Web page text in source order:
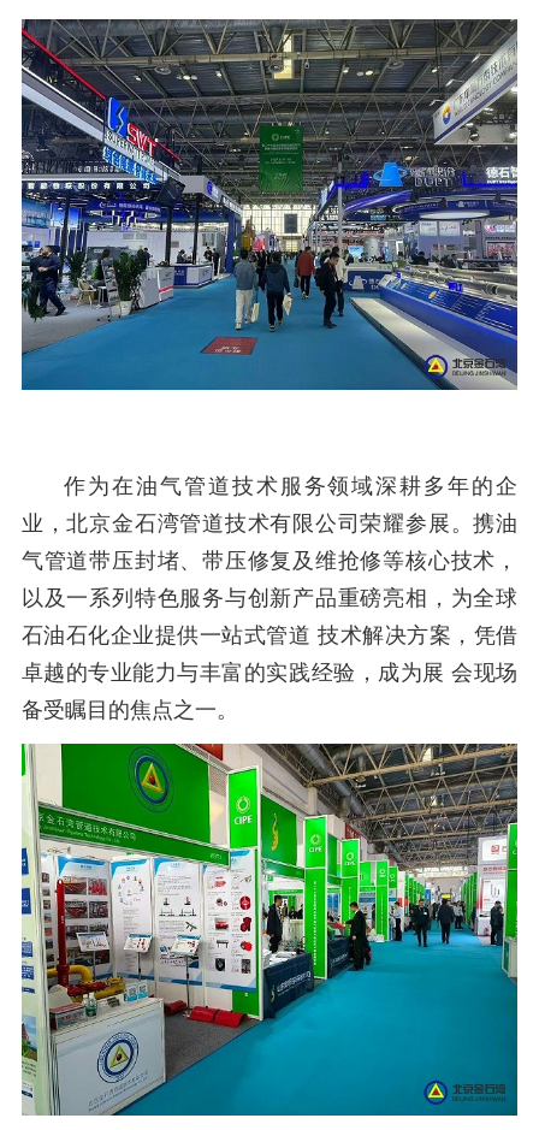
作为在油气管道技术服务领域深耕多年的企
业，北京金石湾管道技术有限公司荣耀参展。携油
气管道带压封堵、带压修复及维抢修等核心技术，
以及一系列特色服务与创新产品重磅亮相，为全球
石油石化企业提供一站式管道 技术解决方案，凭借
卓越的专业能力与丰富的实践经验，成为展 会现场
备受瞩目的焦点之一。